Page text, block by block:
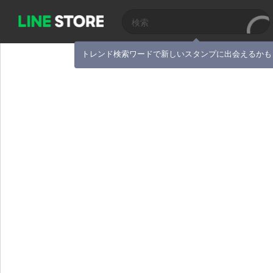
トレンド検索ワードで新しいスタンプに出会えるか